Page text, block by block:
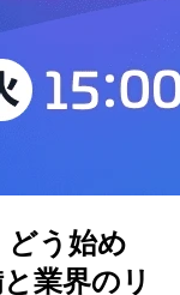
どう始め
業界のリ